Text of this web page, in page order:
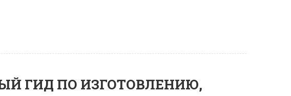
ГИД ПО ИЗГОТОВЛЕНИЮ,